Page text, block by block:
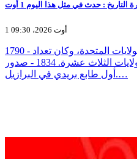
1 أوت 2026، 09:30
1790 - إجراء أول تعداد للسكان في الولايات المتحدة، وكان تعداد
السكان آنذاك 4 ملايين مواطن للولايات الثلاث عشرة. 1834 - صدور
أول طابع بريدي في البرازيل.…